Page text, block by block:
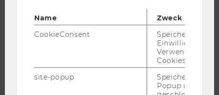
ANGEBOTE FÜR SCHULEN UND STUDIENINTERESSIERTE
Name
Zweck
CookieConsent
Speichert Ihre
Einwilligung zur
Verwendung von
Cookies.
site-popup
Speichert ob ein
Popup